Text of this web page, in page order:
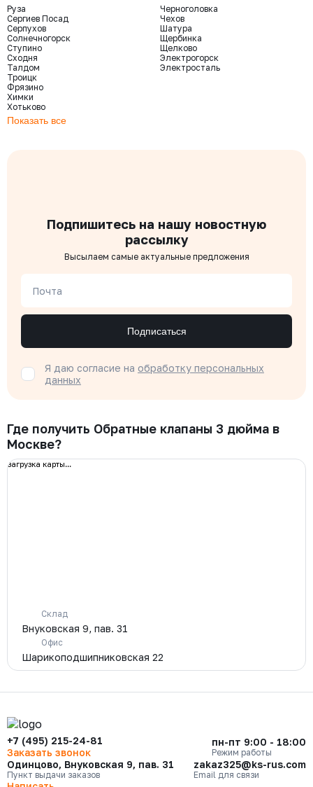
Руза
Сергиев Посад
Серпухов
Солнечногорск
Ступино
Сходня
Талдом
Троицк
Фрязино
Химки
Хотьково
Черноголовка
Чехов
Шатура
Щербинка
Щелково
Электрогорск
Электросталь
Показать все
Подпишитесь на нашу новостную
рассылку
Высылаем самые актуальные предложения
Почта
Подписаться
Я даю согласие на обработку персональных
данных
Где получить Обратные клапаны 3 дюйма в
Москве?
загрузка карты...
Склад
Внуковская 9, пав. 31
Офис
Шарикоподшипниковская 22
+7 (495) 215-24-81
Заказать звонок
пн-пт 9:00 - 18:00
Режим работы
Одинцово, Внуковская 9, пав. 31
Пункт выдачи заказов
zakaz325@ks-rus.com
Email для связи